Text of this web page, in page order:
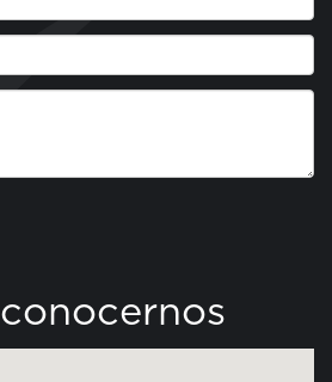
conocernos